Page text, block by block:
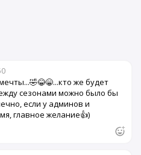
же будет
сезонами можно было бы
если у админов и
главное желание👍)